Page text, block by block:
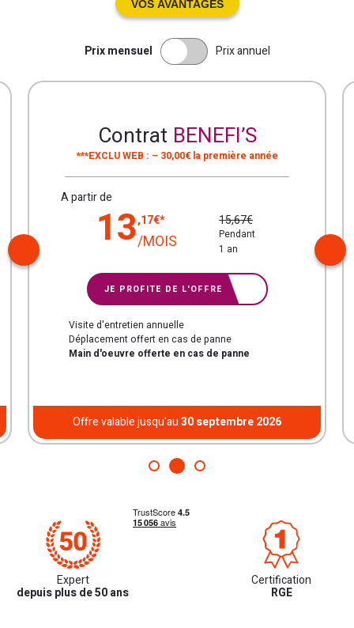
Prix mensuel Prix annuel
VOS AVANTAGES
Contrat BENEFI’S
***EXCLU WEB : – 30,00€ la première année
A partir de
13,17€*
/MOIS
15,67€
Pendant
1 an
JE PROFITE DE L'OFFRE
Visite d'entretien annuelle
Déplacement offert en cas de panne
Main d'oeuvre offerte en cas de panne
Offre valable jusqu'au30 septembre 2026
Expert
depuis plus de 50 ans
Certification
RGE